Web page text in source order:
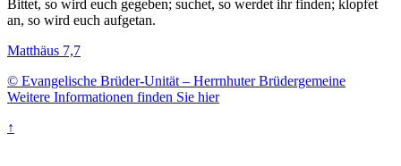
Bittet, so wird euch gegeben; suchet, so werdet ihr finden; klopfet
an, so wird euch aufgetan.
Matthäus 7,7
© Evangelische Brüder-Unität – Herrnhuter Brüdergemeine
Weitere Informationen finden Sie hier
↑